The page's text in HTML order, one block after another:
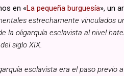
en «La pequeña burguesía», un
estrechamente vinculados
la oligarquía esclavista al nivel
siglo XIX.
esclavista era el paso previo